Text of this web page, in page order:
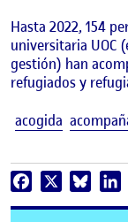
Hasta 2022, 154
universitaria UOC
gestión) han
refugiados y
acogida
Facebook